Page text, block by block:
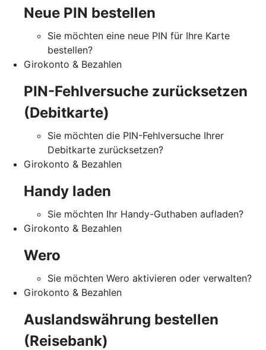
Neue PIN bestellen
Sie möchten eine neue PIN für Ihre Karte
bestellen?
Girokonto & Bezahlen
PIN-Fehlversuche zurücksetzen
(Debitkarte)
Sie möchten die PIN-Fehlversuche Ihrer
Debitkarte zurücksetzen?
Girokonto & Bezahlen
Handy laden
Sie möchten Ihr Handy-Guthaben aufladen?
Girokonto & Bezahlen
Wero
Sie möchten Wero aktivieren oder verwalten?
Girokonto & Bezahlen
Auslandswährung bestellen
(Reisebank)